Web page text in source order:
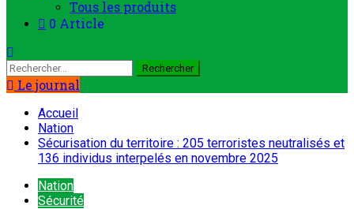
Tous les produits
0 Article
Le journal
Accueil
Nation
Sécurisation du territoire : 205 terroristes neutralisés et
136 individus interpelés en novembre 2025
Nation
Sécurité